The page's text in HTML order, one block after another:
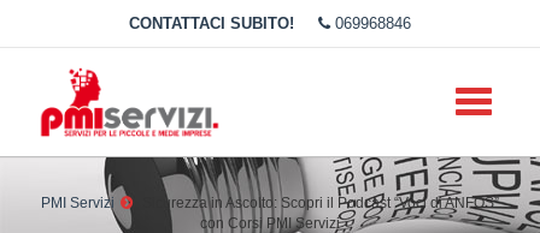
CONTATTACI SUBITO! 069968846
Toggle
PMI Servizi
Sicurezza in Ascolto: Scopri il Podcast “Voci di ANFOS”
con Corsi PMI Servizi